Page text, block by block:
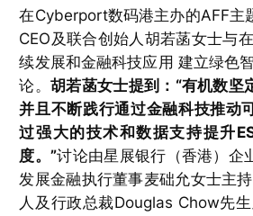
在Cyberport数码港主办的AFF主
CEO及联合创始人胡若菡女士与
续发展和金融科技应用 建立绿色
论。胡若菡女士提到：“有机数坚
并且不断践行通过金融科技推动
过强大的技术和数据支持提升
度。”讨论由星展银行（香港）企
发展金融执行董事麦础允女士主
人及行政总裁Douglas Chow先